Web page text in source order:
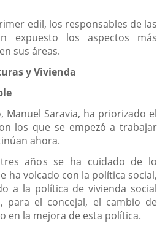
edil, los responsables de las
expuesto los aspectos más
sus áreas.
y Vivienda
Manuel Saravia, ha priorizado el
los que se empezó a trabajar
ahora.
años se ha cuidado de lo
ha volcado con la política social,
a la política de vivienda social
para el concejal, el cambio de
en la mejora de esta política.